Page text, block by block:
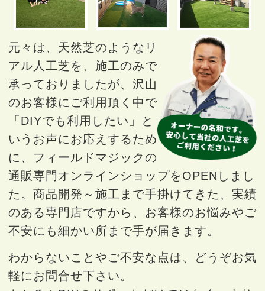
元々は、天然芝のようなリ
アル人工芝を、施工のみで
承っておりましたが、沢山
のお客様にご利用頂く中で
「DIYでも利用したい」と
いうお声にお応えするため
に、フィールドマジックの
通販専門オンラインショップをOPENしまし
た。商品開発～施工まで手掛けてきた、実績
のある専門店ですから、お客様のお悩みやご
不安にも細かい所まで手が届きます。
わからないことやご不安な点は、どうぞお気
軽にお問合せ下さい。